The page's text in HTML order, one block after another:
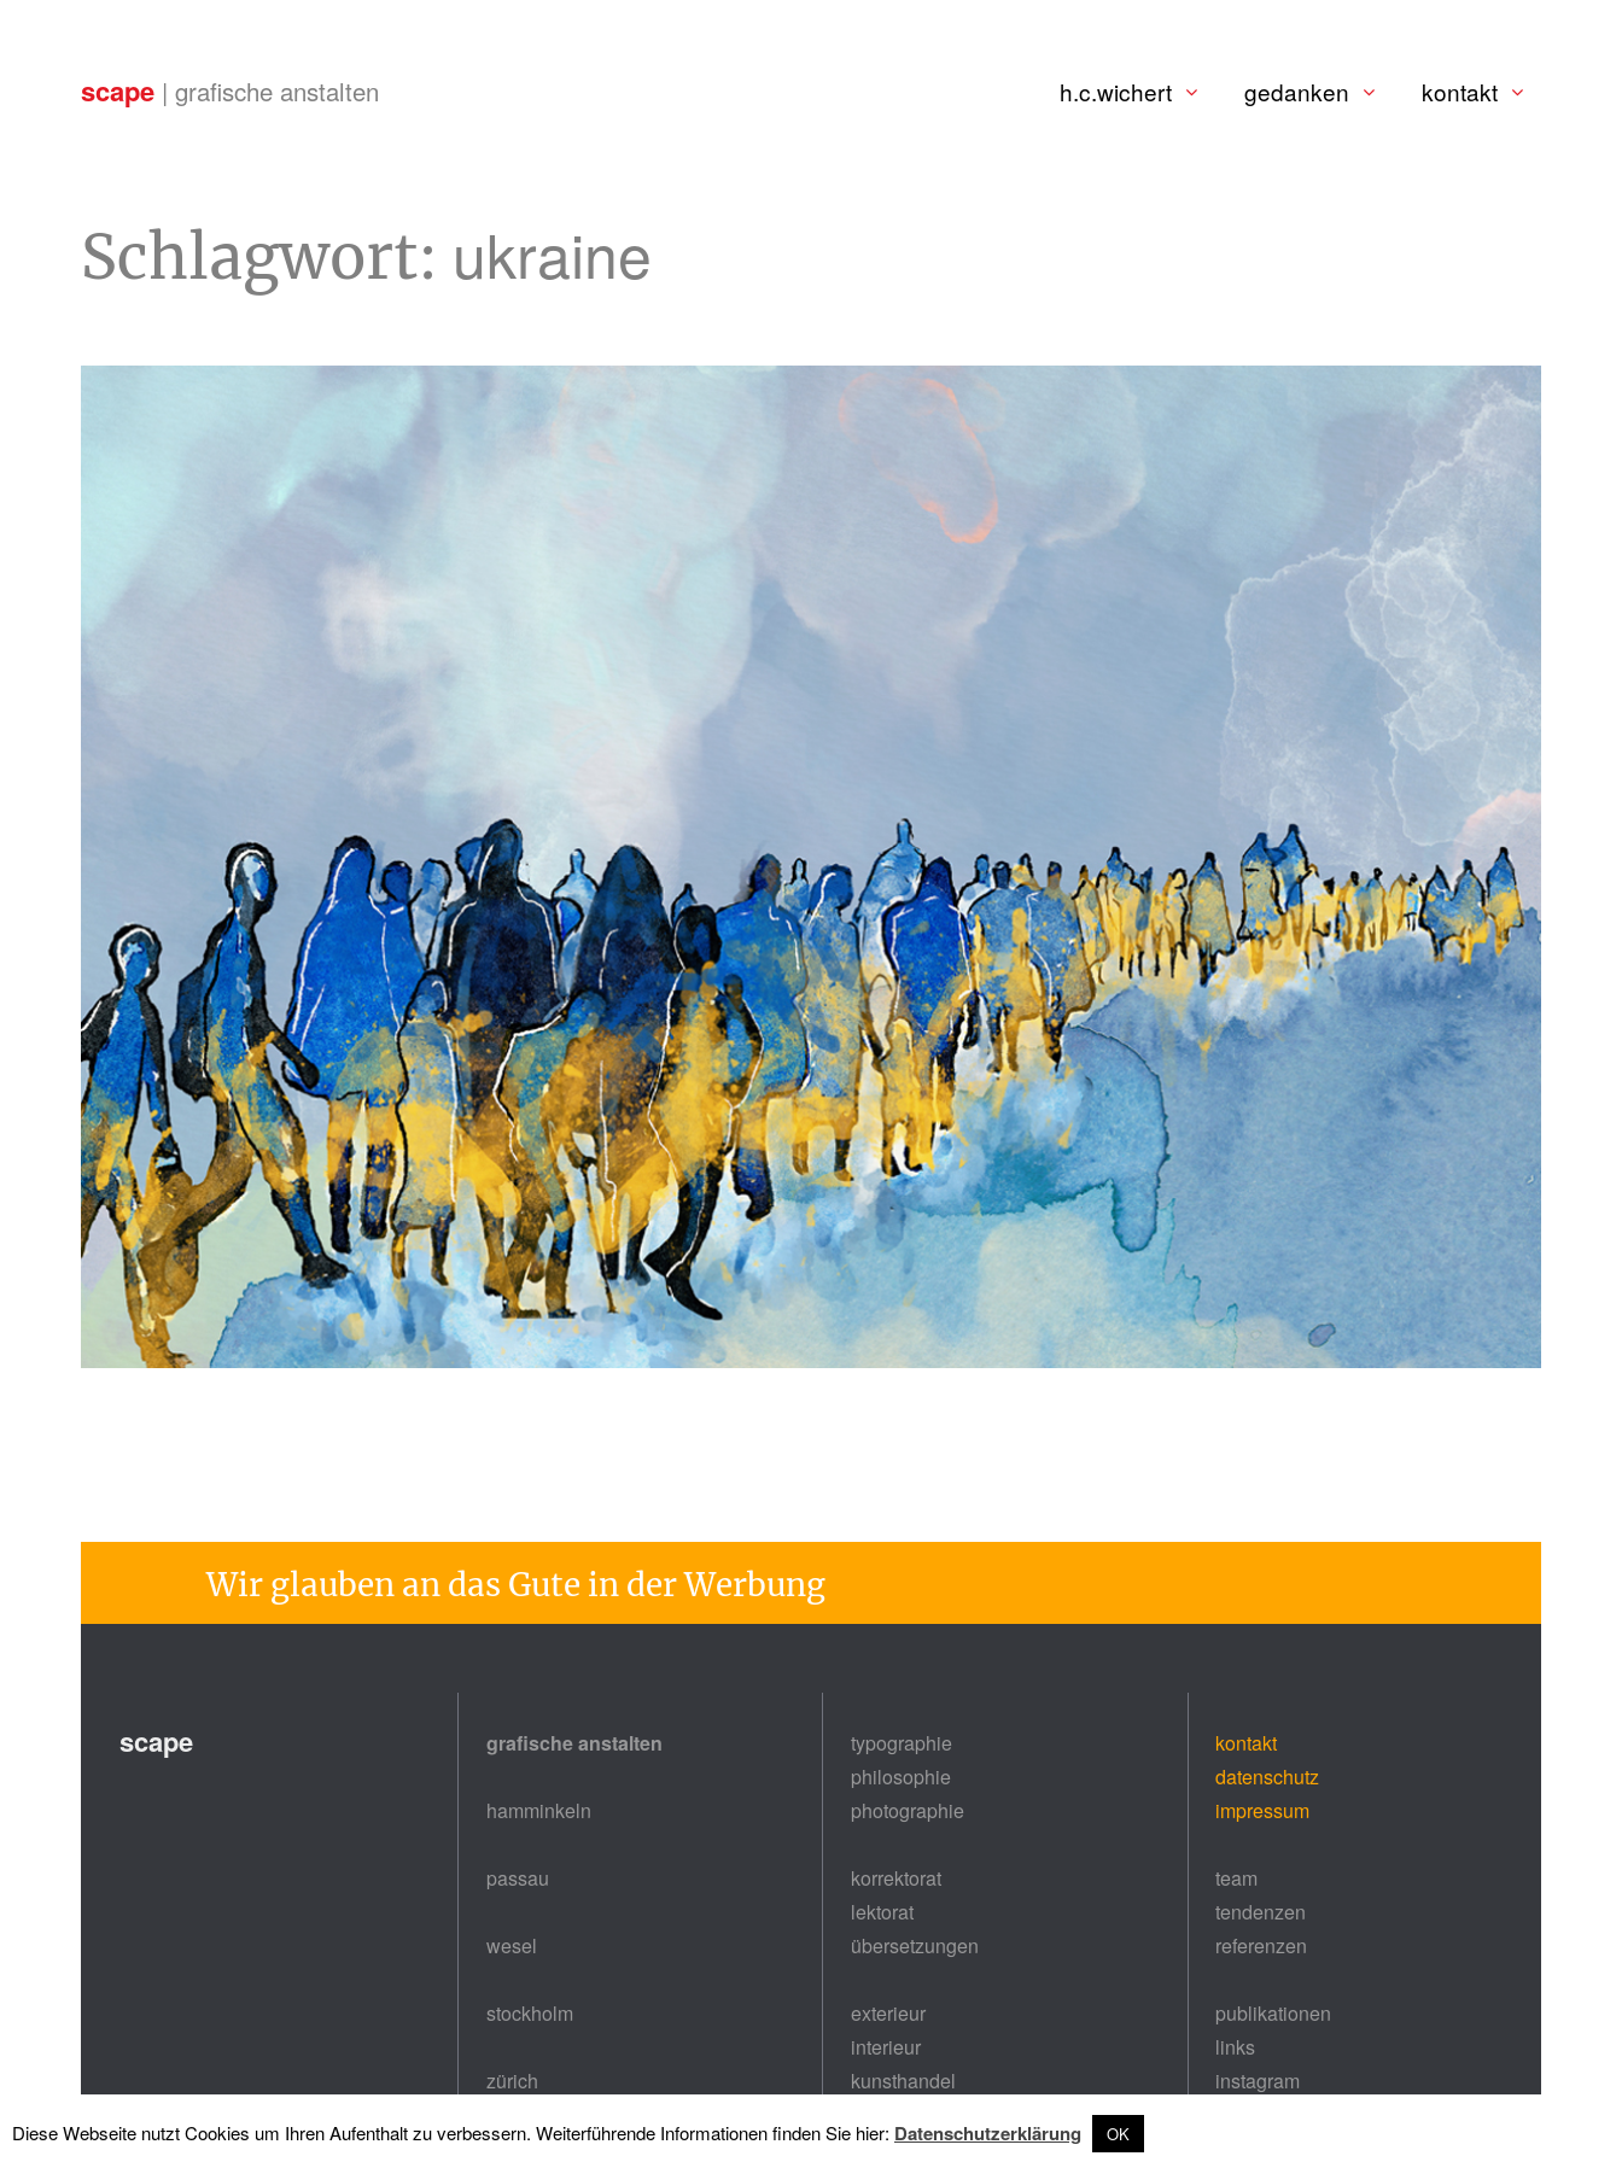
scape | grafische anstalten h.c.wichert gedanken kontakt
Schlagwort: ukraine
Wir glauben an das Gute in der Werbung
Diese Webseite nutzt Cookies um Ihren Aufenthalt zu verbessern. Weiterführende Informationen finden Sie hier: Datenschutzerklärung OK
scape grafische anstalten
hamminkeln
passau
wesel
stockholm
zürich
typographie
philosophie
photographie
korrektorat
lektorat
übersetzungen
exterieur
interieur
kunsthandel
kontakt
datenschutz
impressum
team
tendenzen
referenzen
publikationen
links
instagram